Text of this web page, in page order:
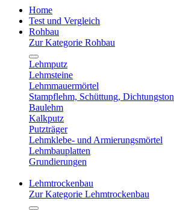
Home
Test und Vergleich
Rohbau
Zur Kategorie Rohbau
Lehmputz
Lehmsteine
Lehmmauermörtel
Stampflehm, Schüttung, Dichtungston
Baulehm
Kalkputz
Putzträger
Lehmklebe- und Armierungsmörtel
Lehmbauplatten
Grundierungen
Lehmtrockenbau
Zur Kategorie Lehmtrockenbau